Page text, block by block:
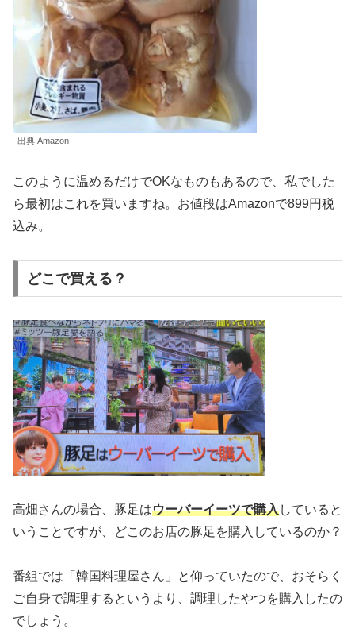
出典:Amazon
このように温めるだけでOKなものもあるので、私でした
ら最初はこれを買いますね。お値段はAmazonで899円税
込み。
どこで買える？
高畑さんの場合、豚足はウーバーイーツで購入していると
いうことですが、どこのお店の豚足を購入しているのか？
番組では「韓国料理屋さん」と仰っていたので、おそらく
ご自身で調理するというより、調理したやつを購入したの
でしょう。